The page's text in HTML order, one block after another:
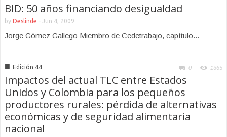
BID: 50 años financiando desigualdad
by Deslinde - Jun 4, 2009
Jorge Gómez Gallego Miembro de Cedetrabajo, capítulo...
■ Edición 44 0 1365
Impactos del actual TLC entre Estados
Unidos y Colombia para los pequeños
productores rurales: pérdida de alternativas
económicas y de seguridad alimentaria
nacional